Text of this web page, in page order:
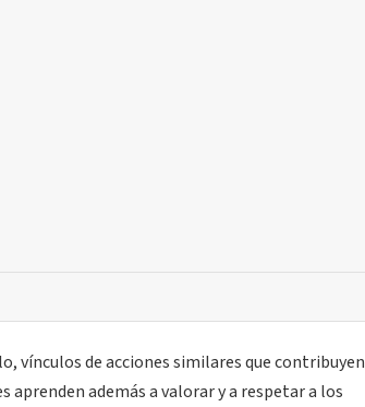
vínculos de acciones similares que contribuyen
además a valorar y a respetar a los